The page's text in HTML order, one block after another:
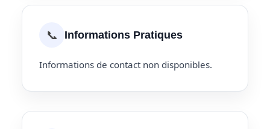
📞 Informations Pratiques
Informations de contact non disponibles.